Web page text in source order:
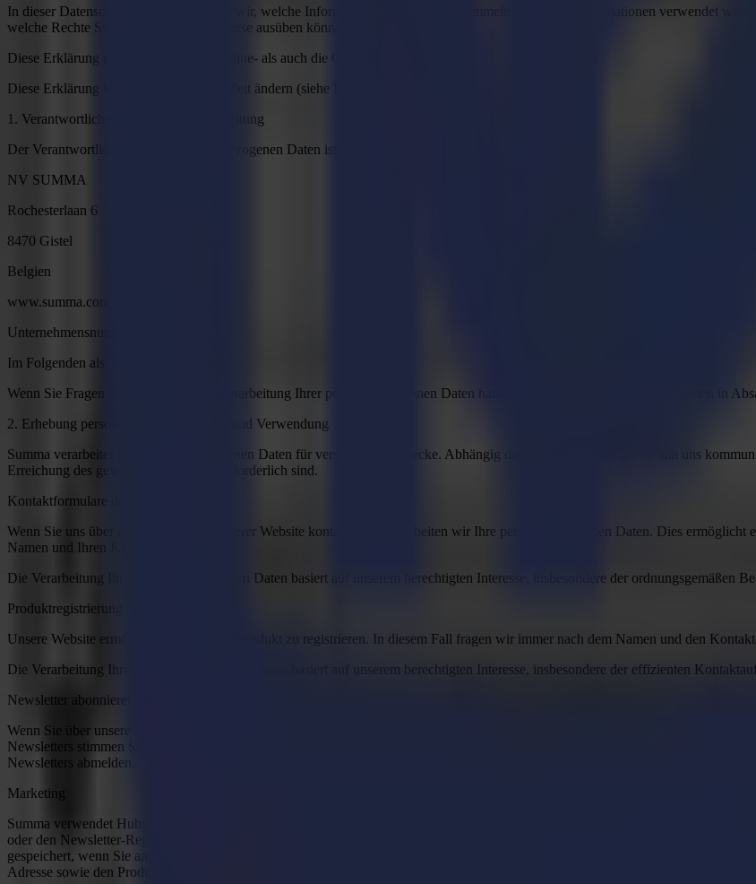
In dieser Datenschutzerklärung erklären wir, welche Informationen wir über Sie sammeln, wofür die Informationen verwendet
welche Rechte Sie haben und wie Sie diese ausüben können.
Diese Erklärung umfasst sowohl die Online- als auch die Offline-Datenerfassung.
Diese Erklärung kann sich von Zeit zu Zeit ändern (siehe Punkt 9).
1. Verantwortlicher für die Datenverarbeitung
Der Verantwortliche für Ihre personenbezogenen Daten ist:
NV SUMMA
Rochesterlaan 6
8470 Gistel
Belgien
www.summa.com
Unternehmensnummer: 0456.536.537
Im Folgenden als „Summa" bezeichnet.
Wenn Sie Fragen bezüglich Summas Verarbeitung Ihrer personenbezogenen Daten haben, können Sie uns jederzeit unter den in
2. Erhebung personenbezogener Daten und Verwendung
Summa verarbeitet Ihre personenbezogenen Daten für verschiedene Zwecke. Abhängig davon, wie und warum Sie mit uns
Erreichung des gewünschten Zwecks erforderlich sind.
Kontaktformulare der Website
Wenn Sie uns über ein Formular auf unserer Website kontaktieren, verarbeiten wir Ihre personenbezogenen Daten. Dies
Namen und Ihren Kontaktdaten.
Die Verarbeitung Ihrer personenbezogenen Daten basiert auf unserem berechtigten Interesse, insbesondere der ordnungsgemäßen
Produktregistrierung
Unsere Website ermöglicht es Ihnen, Ihr Produkt zu registrieren. In diesem Fall fragen wir immer nach dem Namen und den
Die Verarbeitung Ihrer personenbezogenen Daten basiert auf unserem berechtigten Interesse, insbesondere der effizienten
Newsletter abonnieren
Wenn Sie über unsere Aktivitäten und Produkte informiert werden möchten, können Sie unseren Newsletter abonnieren. Zu
Newsletters stimmen Sie dem Versand unseres Newsletters an die von Ihnen angegebene Adresse zu. Sie können diese Erlaubnis
Newsletters abmelden.
Marketing
Summa verwendet Hubspot Marketing-Automatisierung. Dies beinhaltet die Erstellung eines Profils des Website-Besuchers, wenn
oder den Newsletter-Registrierungslink auf unserer Website teilt. In diesem Fall wird immer zwischen anonymen Besuchern und
gespeichert, wenn Sie angegeben haben, dass Sie als identifizierter Besucher fortfahren möchten. Wenn Sie unser
Adresse sowie den Produkten, die Sie interessieren.